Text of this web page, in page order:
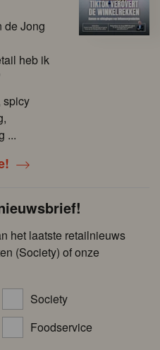
de Jong
heb ik
spicy
...
het laatste retailnieuws
(Society) of onze
Society
Foodservice